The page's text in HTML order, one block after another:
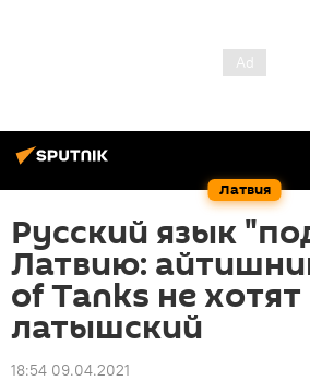
Латвия
Русский язык
Латвию:
of Tanks не
латышский
18:54 09.04.2021